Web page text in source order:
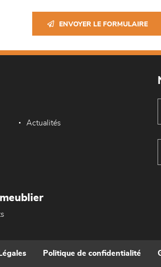
ENVOYER LE FORMULAIRE
Actualités
Politique de confidentialité